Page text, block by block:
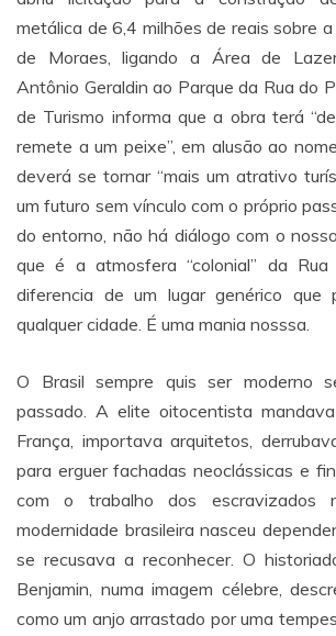
metálica de 6,4 milhões de reais sobre
de Moraes, ligando a Área de
Antônio Geraldin ao Parque da Rua do
de Turismo informa que a obra terá
remete a um peixe”, em alusão ao
deverá se tornar “mais um atrativo
um futuro sem vínculo com o próprio
do entorno, não há diálogo com o
que é a atmosfera “colonial” da
diferencia de um lugar genérico que
qualquer cidade. É uma mania nosssa.
O Brasil sempre quis ser moderno
passado. A elite oitocentista
França, importava arquitetos,
para erguer fachadas neoclássicas e
com o trabalho dos escravizados
modernidade brasileira nasceu
se recusava a reconhecer. O
Benjamin, numa imagem célebre,
como um anjo arrastado por uma